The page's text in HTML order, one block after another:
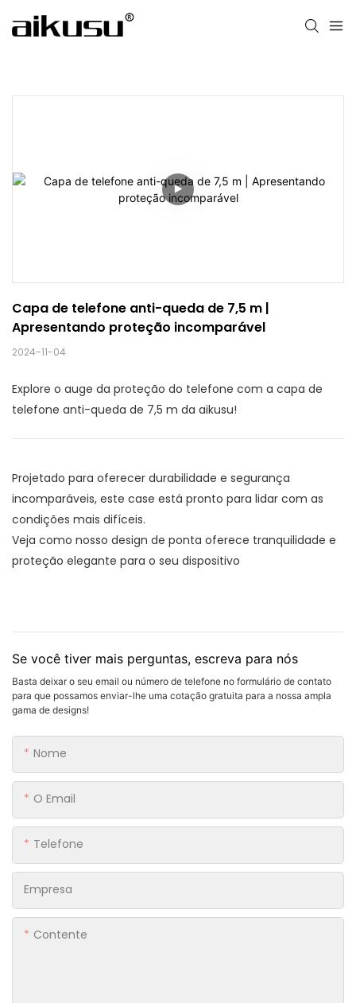
Capa de telefone anti-queda de 7,5 m |
Apresentando proteção incomparável
2024-11-04
Explore o auge da proteção do telefone com a capa de
telefone anti-queda de 7,5 m da aikusu!
Projetado para oferecer durabilidade e segurança
incomparáveis, este case está pronto para lidar com as
condições mais difíceis.
Veja como nosso design de ponta oferece tranquilidade e
proteção elegante para o seu dispositivo
Se você tiver mais perguntas, escreva para nós
Basta deixar o seu email ou número de telefone no formulário de contato
para que possamos enviar-lhe uma cotação gratuita para a nossa ampla
gama de designs!
Nome
O Email
Telefone
Empresa
Contente